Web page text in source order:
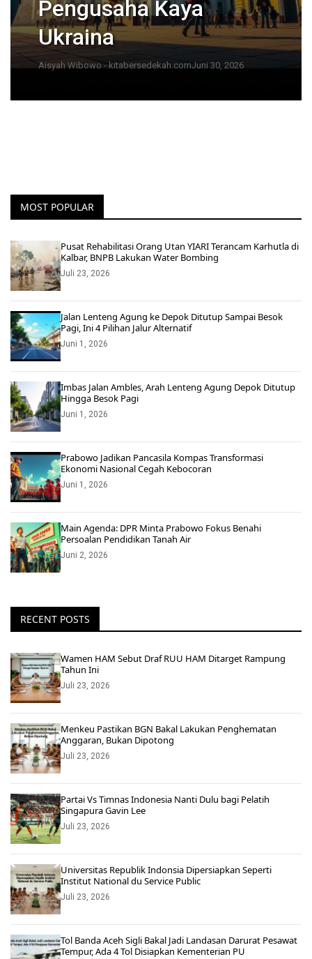
Pengusaha Kaya
Ukraina
Aisyah Wibowo - kitabersedekah.comJuni 30, 2026
MOST POPULAR
Pusat Rehabilitasi Orang Utan YIARI Terancam Karhutla di
Kalbar, BNPB Lakukan Water Bombing
Juli 23, 2026
Jalan Lenteng Agung ke Depok Ditutup Sampai Besok
Pagi, Ini 4 Pilihan Jalur Alternatif
Juni 1, 2026
Imbas Jalan Ambles, Arah Lenteng Agung Depok Ditutup
Hingga Besok Pagi
Juni 1, 2026
Prabowo Jadikan Pancasila Kompas Transformasi
Ekonomi Nasional Cegah Kebocoran
Juni 1, 2026
Main Agenda: DPR Minta Prabowo Fokus Benahi
Persoalan Pendidikan Tanah Air
Juni 2, 2026
RECENT POSTS
Wamen HAM Sebut Draf RUU HAM Ditarget Rampung
Tahun Ini
Juli 23, 2026
Menkeu Pastikan BGN Bakal Lakukan Penghematan
Anggaran, Bukan Dipotong
Juli 23, 2026
Partai Vs Timnas Indonesia Nanti Dulu bagi Pelatih
Singapura Gavin Lee
Juli 23, 2026
Universitas Republik Indonsia Dipersiapkan Seperti
Institut National du Service Public
Juli 23, 2026
Tol Banda Aceh Sigli Bakal Jadi Landasan Darurat Pesawat
Tempur, Ada 4 Tol Disiapkan Kementerian PU